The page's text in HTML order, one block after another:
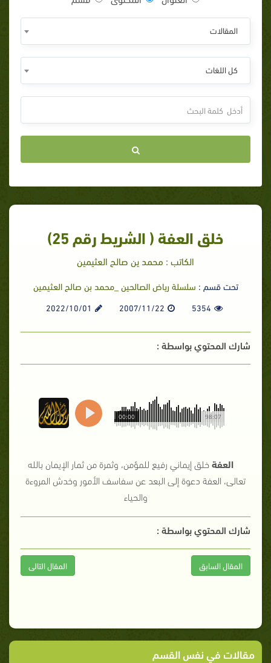
المقالات
كل اللغات
خلق العفة ( الشريط رقم 25)
الكاتب : محمد ين صالح العثيمين
تحت قسم : سلسلة رياض الصالحين _محمد بن صالح العثيمين
5354
2007/11/22
2022/10/01
شارك المحتوي بواسطة :
98:07
00:00
العفةخلق إيماني رفيع للمؤمن، وثمرة من ثمار الإيمان بالله
تعالى، العفة دعوة إلى البعد عن سفاسف الأمور وخدش المروءة
والحياء
شارك المحتوي بواسطة :
المقال السابق المقال التالى
مقالات في نفس القسم